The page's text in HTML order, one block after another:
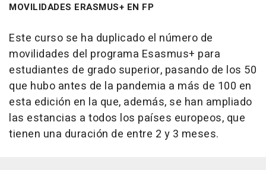
MOVILIDADES ERASMUS+ EN FP
Este curso se ha duplicado el número de
movilidades del programa Esasmus+ para
estudiantes de grado superior, pasando de los 50
que hubo antes de la pandemia a más de 100 en
esta edición en la que, además, se han ampliado
las estancias a todos los países europeos, que
tienen una duración de entre 2 y 3 meses.